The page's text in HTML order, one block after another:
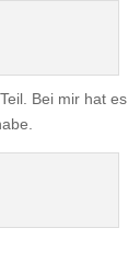
Bei mir hat es